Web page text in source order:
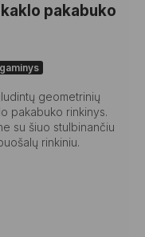
pakabuko
geometrinių
pakabuko rinkinys.
su šiuo stulbinančiu
rinkiniu.